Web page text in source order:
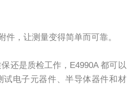
件，让测量变得简单而可靠。
还是质检工作， E4990A都可以
试电子元器件、半导体器件和材